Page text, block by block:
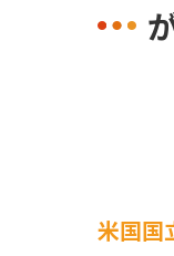
米国国